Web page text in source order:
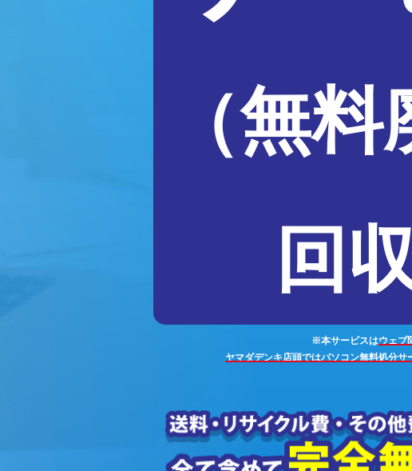
（無料
回
※本サービスはウェブ
ヤマダデンキ店頭ではパソコン無料処分サ